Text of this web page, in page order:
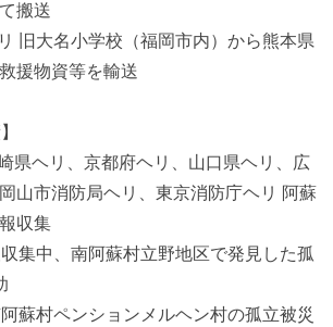
搬送
旧大名小学校（福岡市内）から熊本県
援物資等を輸送
県ヘリ、京都府ヘリ、山口県ヘリ、広
山市消防局ヘリ、東京消防庁ヘリ 阿蘇
収集
集中、南阿蘇村立野地区で発見した孤
蘇村ペンションメルヘン村の孤立被災